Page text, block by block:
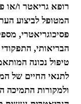
רופא גריאטר ו/או
המטופל לביצוע
פסיכוגריאטרי,
הבריאותי,
טיפול נכונה
לתנאי החיים של
ולמקורות התמיכה